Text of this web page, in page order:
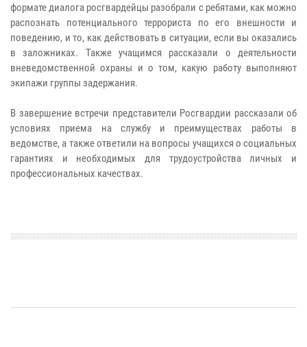
формате диалога росгвардейцы разобрали с ребятами, как можно
распознать потенциального террориста по его внешности и
поведению, и то, как действовать в ситуации, если вы оказались
в заложниках. Также учащимся рассказали о деятельности
вневедомственной охраны и о том, какую работу выполняют
экипажи группы задержания.
В завершение встречи представители Росгвардии рассказали об
условиях приема на службу и преимуществах работы в
ведомстве, а также ответили на вопросы учащихся о социальных
гарантиях и необходимых для трудоустройства личных и
профессиональных качествах.​​​​​​​